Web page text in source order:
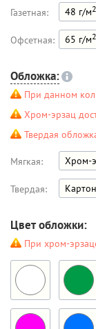
Газетная: 48 г/м2
Офсетная: 65 г/м2
Обложка:
При данном
Хром-эрзац
Твердая
Мягкая: Хром-
Твердая:
Цвет обложки:
При хром-